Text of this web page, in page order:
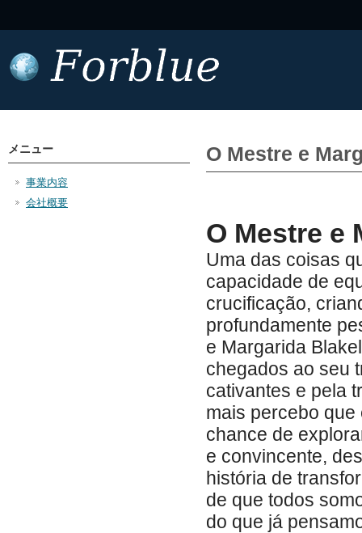
O Mestre e
O Mestre e
Uma das coisas
capacidade de
crucificação,
profundamente
e Margarida
chegados ao seu
cativantes e pela
mais percebo
chance de
e convincente,
história de
de que todos
do que já
メニュー
事業内容
会社概要